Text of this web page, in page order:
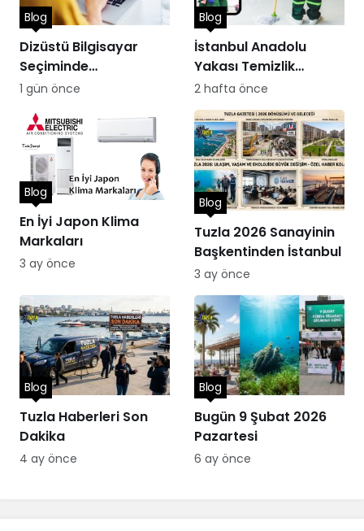
Dizüstü Bilgisayar
Seçiminde
Performans
Blog
1 gün önce
İstanbul Anadolu
Yakası Temizlik
Hizmetleri
Blog
2 hafta önce
En İyi Japon Klima
Markaları
Blog
3 ay önce
Tuzla 2026 Sanayinin
Başkentinden İstanbul
Blog
3 ay önce
Tuzla Haberleri Son
Dakika
Blog
4 ay önce
Bugün 9 Şubat 2026
Pazartesi
Blog
6 ay önce